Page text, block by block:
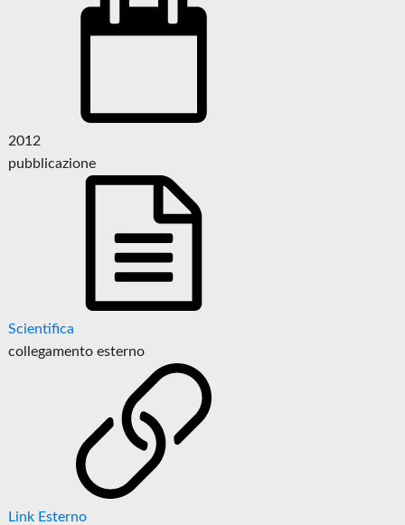
2012
pubblicazione
Scientifica
collegamento esterno
Link Esterno